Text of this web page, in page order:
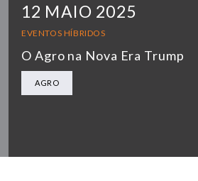
12 MAIO 2025
EVENTOS HÍBRIDOS
O Agro na Nova Era Trump
AGRO